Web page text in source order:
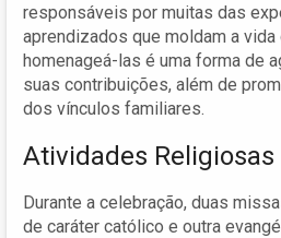
responsáveis por muitas das
aprendizados que moldam a
homenageá-las é uma forma de
suas contribuições, além de
dos vínculos familiares.
Atividades
Durante a celebração, duas
de caráter católico e outra